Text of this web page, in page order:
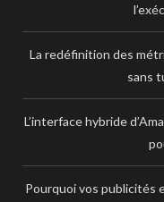
La redéfinition des
sans
L’interface hybride
Pourquoi vos publicités